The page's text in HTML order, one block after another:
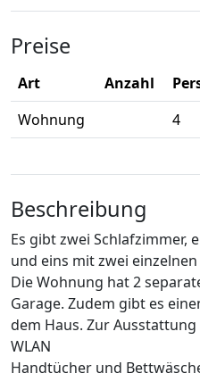
Preise
Art Anzahl
Wohnung
4
Beschreibung
Es gibt zwei Schlafzimmer,
und eins mit zwei
Die Wohnung hat 2
Garage. Zudem gibt es
dem Haus. Zur Ausstattung
WLAN
Handtücher und